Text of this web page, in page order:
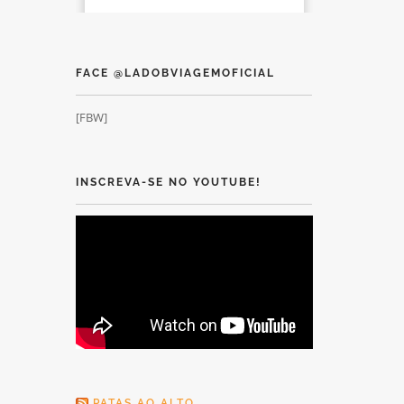
FACE @LADOBVIAGEMOFICIAL
[FBW]
INSCREVA-SE NO YOUTUBE!